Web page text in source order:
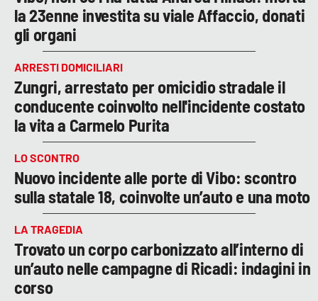
la 23enne investita su viale Affaccio, donati
gli organi
ARRESTI DOMICILIARI
Zungri, arrestato per omicidio stradale il
conducente coinvolto nell'incidente costato
la vita a Carmelo Purita
LO SCONTRO
Nuovo incidente alle porte di Vibo: scontro
sulla statale 18, coinvolte un’auto e una moto
LA TRAGEDIA
Trovato un corpo carbonizzato all’interno di
un’auto nelle campagne di Ricadi: indagini in
corso